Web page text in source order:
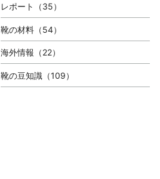
レポート（35）
靴の材料（54）
海外情報（22）
靴の豆知識（109）